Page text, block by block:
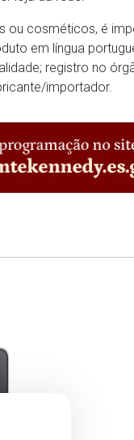
ou cosméticos, é
em língua
registro no
importador.